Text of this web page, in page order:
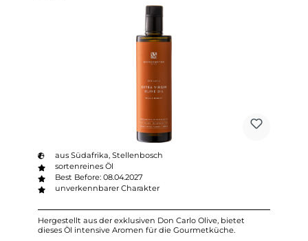
aus Südafrika, Stellenbosch
sortenreines Öl
Best Before: 08.04.2027
unverkennbarer Charakter
Hergestellt aus der exklusiven Don Carlo Olive, bietet
dieses Öl intensive Aromen für die Gourmetküche.